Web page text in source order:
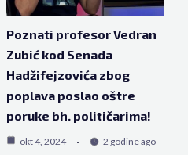
Poznati profesor Vedran
Zubić kod Senada
Hadžifejzovića zbog
poplava poslao oštre
poruke bh. političarima!
okt 4, 2024 2 godine ago